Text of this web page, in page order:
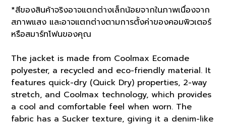
*สีของสินค้าจริงอาจแตกต่างเล็กน้อยจากในภาพเนื่องจาก
สภาพแสง และอาจแตกต่างตามการตั้งค่าของคอมพิวเตอร์
หรือสมาร์ทโฟนของคุณ
The jacket is made from Coolmax Ecomade
polyester, a recycled and eco-friendly material. It
features quick-dry (Quick Dry) properties, 2-way
stretch, and Coolmax technology, which provides
a cool and comfortable feel when worn. The
fabric has a Sucker texture, giving it a denim-like